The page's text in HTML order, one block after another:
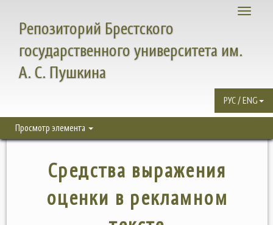
Toggle
Репозиторий Брестского
государственного университета им.
А. С. Пушкина
РУС / ENG
Просмотр элемента
Средства выражения
оценки в рекламном